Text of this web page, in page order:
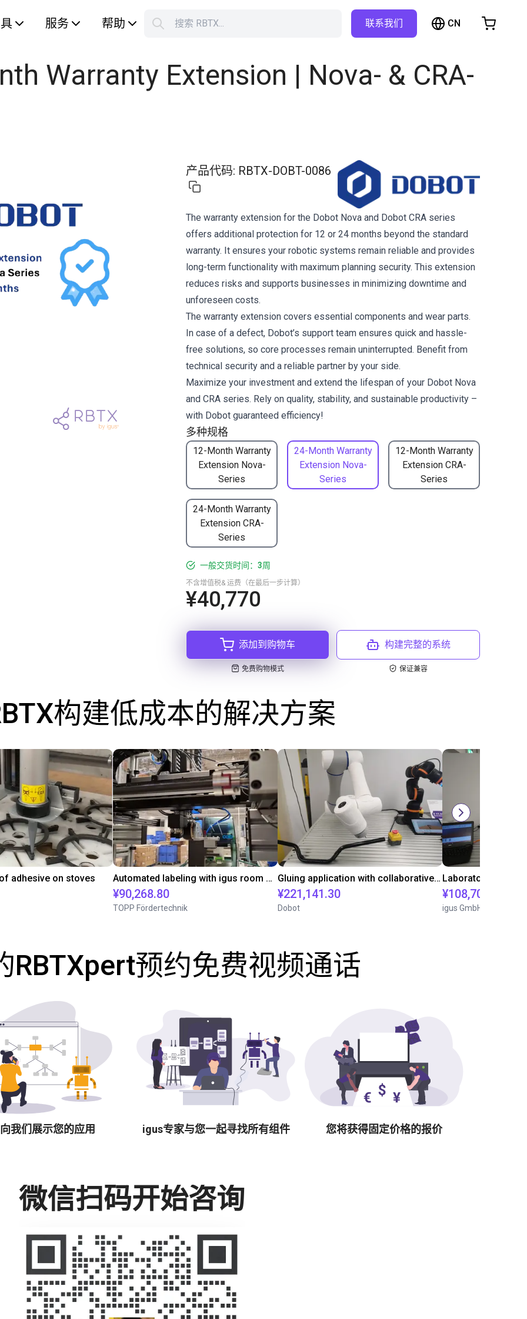
服务 帮助 搜索 RBTX... 联系我们 CN
Warranty Extension | Nova- & CRA-
产品代码: RBTX-DOBT-0086
多种规格
12-Month Warranty
Extension Nova-
Series
24-Month Warranty
Extension Nova-
Series
12-Month Warranty
Extension CRA-
Series
24-Month Warranty
Extension CRA-
Series
The warranty extension for the Dobot Nova and Dobot CRA series
offers additional protection for 12 or 24 months beyond the standard
warranty. It ensures your robotic systems remain reliable and provides
long-term functionality with maximum planning security. This extension
reduces risks and supports businesses in minimizing downtime and
unforeseen costs.
The warranty extension covers essential components and wear parts.
In case of a defect, Dobot’s support team ensures quick and hassle-
free solutions, so core processes remain uninterrupted. Benefit from
technical security and a reliable partner by your side.
Maximize your investment and extend the lifespan of your Dobot Nova
and CRA series. Rely on quality, stability, and sustainable productivity –
with Dobot guaranteed efficiency!
一般交货时间：3周
¥40,770
不含增值税& 运费（在最后一步计算）
添加到购物车
免费购物模式
构建完整的系统
保证兼容
构建低成本的解决方案
adhesive on stoves Automated labeling with igus room gantry and a cab label printer
¥90,268.80
TOPP Fördertechnik
Gluing application with collaborative robot
¥221,141.30
Dobot
¥108,705.60
igus GmbH
RBTXpert预约免费视频通话
向我们展示您的应用 igus专家与您一起寻找所有组件 您将获得固定价格的报价
微信扫码开始咨询
浏览商店